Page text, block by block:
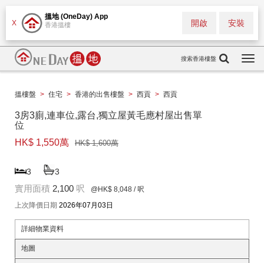
X
搵地 (OneDay) App
香港搵樓 安裝
開啟
搜索香港樓盤
搵樓盤 > 住宅 > 香港的出售樓盤 > 西貢 > 西貢
3房3廁,連車位,露台,獨立屋黃毛應村屋出售單
位
HK$ 1,550萬
HK$ 1,600萬
3 3
實用面積 2,100 呎 @HK$ 8,048 / 呎
上次降價日期 2026年07月03日
詳細物業資料
地圖